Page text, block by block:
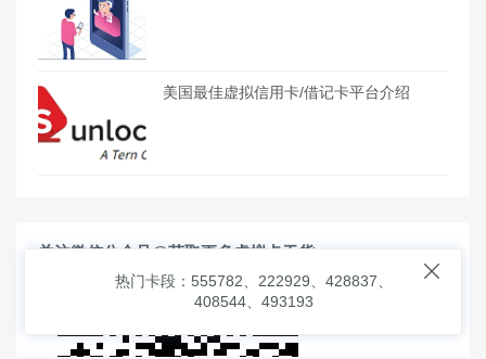
美国最佳虚拟信用卡/借记卡平台介绍
关注微信公众号@获取更多虚拟卡干货

热门卡段：555782、222929、428837、
408544、493193